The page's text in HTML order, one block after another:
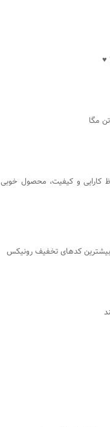
کارایی و کیفیت، محصول خوبی
بیشترین کدهای تخفیف رونیکس